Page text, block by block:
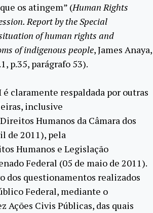
os atingem” (Human Rights
Report by the Special
of human rights and
of indigenous people, James Anaya,
p.35, parágrafo 53).
é claramente respaldada por outras
inclusive
Humanos da Câmara dos
de 2011), pela
Humanos e Legislação
Federal (05 de maio de 2011).
dos questionamentos realizados
Federal, mediante o
Ações Civis Públicas, das quais